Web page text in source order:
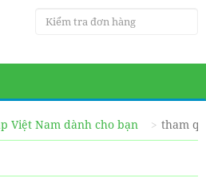
Việt Nam dành cho bạn
tham